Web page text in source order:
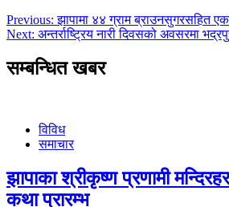
Post
navigation
Previous: झापामा ४४ ग्राम ब्राउनसुगरसहित
Next: अन्तर्राष्ट्रिय नारी दिवसको अवसरमा
सम्बन्धित खबर
विविध
समाचार
झापाका श्रीकृष्ण प्रणामी
कथा प्रारम्भ